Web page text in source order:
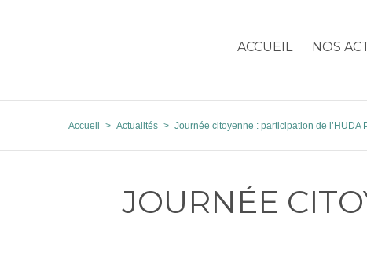
ACCUEIL NOS
Accueil > Actualités > Journée citoyenne : participation de l’HUDA
JOURNÉE